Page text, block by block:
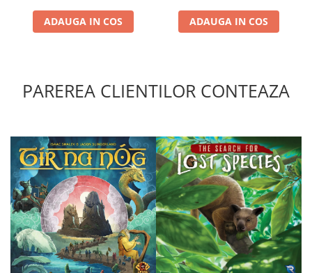
Puzzle 2000 piese
Puzzle 60 piese
Puzzle 40 piese
Puzzle 30 piese
Puzzle 120 piese
Puzzle 260 piese
Puzzle 4000 piese
Puzzle 500 piese
4D Cityscape Time Puzzle
ADAUGA IN COS ADAUGA IN COS
PAREREA CLIENTILOR CONTEAZA